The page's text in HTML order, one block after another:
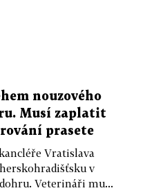
nouzového
Musí zaplatit
prasete
Vratislava
v
Veterináři mu...